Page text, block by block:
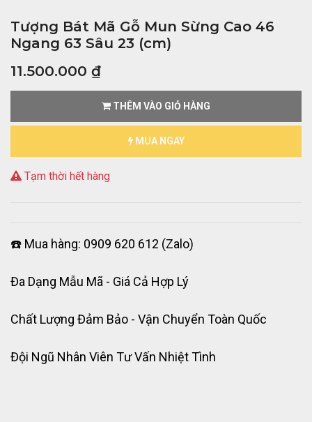
Tượng Bát Mã Gỗ Mun Sừng Cao 46
Ngang 63 Sâu 23 (cm)
11.500.000 ₫
THÊM VÀO GIỎ HÀNG
MUA NGAY
Tạm thời hết hàng
☎️ Mua hàng: 0909 620 612 (Zalo)
Đa Dạng Mẫu Mã - Giá Cả Hợp Lý
Chất Lượng Đảm Bảo - Vận Chuyển Toàn Quốc
Đội Ngũ Nhân Viên Tư Vấn Nhiệt Tình